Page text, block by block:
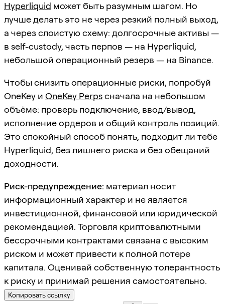
Hyperliquid может быть разумным шагом. Но
лучше делать это не через резкий полный выход,
а через слоистую схему: долгосрочные активы —
в self-custody, часть перпов — на Hyperliquid,
небольшой операционный резерв — на Binance.
Чтобы снизить операционные риски, попробуй
OneKey и OneKey Perpsсначала на небольшом
объёме: проверь подключение, ввод/вывод,
исполнение ордеров и общий контроль позиций.
Это спокойный способ понять, подходит ли тебе
Hyperliquid, без лишнего риска и без обещаний
доходности.
Риск-предупреждение: материал носит
информационный характер и не является
инвестиционной, финансовой или юридической
рекомендацией. Торговля криптовалютными
бессрочными контрактами связана с высоким
риском и может привести к полной потере
капитала. Оценивай собственную толерантность
к риску и принимай решения самостоятельно.
Копировать ссылку